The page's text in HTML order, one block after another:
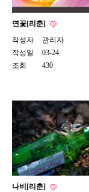
연꽃[리춘]
작성자
관리자
작성일
03-24
조회
430
나비[리춘]